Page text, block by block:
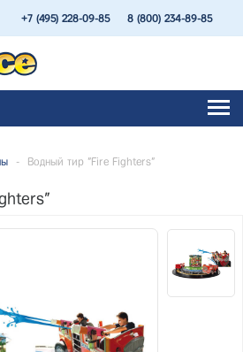
+7 (495) 228-09-85 8 (800) 234-89-85
- Водный тир "Fire Fighters"